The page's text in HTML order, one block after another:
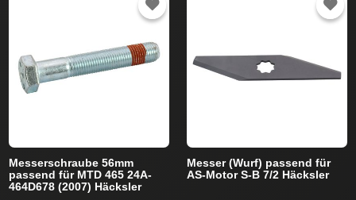
Messerschraube 56mm
passend für MTD 465 24A-
464D678 (2007) Häcksler
Messer (Wurf) passend für
AS-Motor S-B 7/2 Häcksler